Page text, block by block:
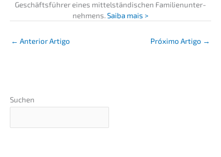
Geschäfts­füh­rer eines mittel­stän­di­schen Famili­en­un­ter­
neh­mens.Saiba mais >
← Anterior Artigo Próxi­mo Artigo →
Suchen